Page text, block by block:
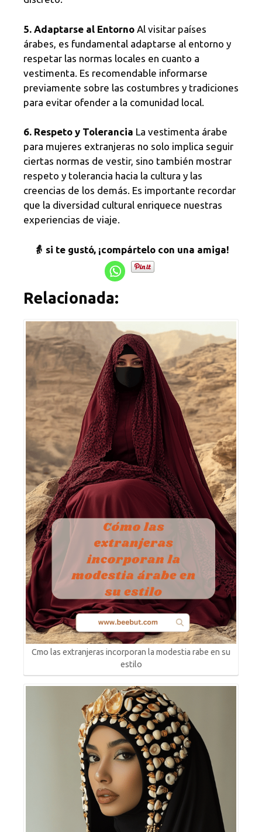
5. Adaptarse al Entorno Al visitar países
árabes, es fundamental adaptarse al entorno y
respetar las normas locales en cuanto a
vestimenta. Es recomendable informarse
previamente sobre las costumbres y tradiciones
para evitar ofender a la comunidad local.
6. Respeto y Tolerancia La vestimenta árabe
para mujeres extranjeras no solo implica seguir
ciertas normas de vestir, sino también mostrar
respeto y tolerancia hacia la cultura y las
creencias de los demás. Es importante recordar
que la diversidad cultural enriquece nuestras
experiencias de viaje.
👵 si te gustó, ¡compártelo con una amiga!
Relacionada:
Cmo las extranjeras incorporan la modestia rabe en su
estilo